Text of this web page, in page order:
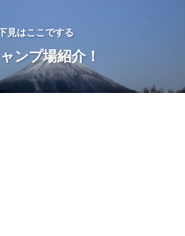
見はここでする
ンプ場紹介！